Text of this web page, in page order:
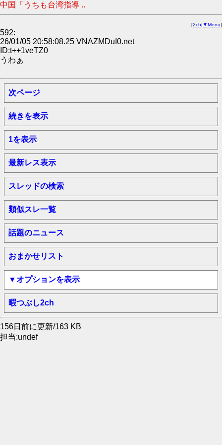
中国「うちも台湾指導 ..
[2ch| ▼Menu]
592:
26/01/05 20:58:08.25 VNAZMDuI0.net
ID:t++1veTZ0
うわぁ
次ページ
続きを表示
1を表示
最新レス表示
スレッドの検索
類似スレ一覧
話題のニュース
おまかせリスト
▼オプションを表示
暇つぶし2ch
156日前に更新/163 KB
担当:undef